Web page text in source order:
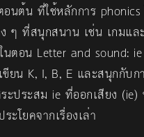
นต้น ที่ใช้หลักการ
ๆ ที่สนุกสนาน เช่น เกมแ
ตอน Letter and sound:
ยน K, I, B, E และสนุกกับก
ะประสม ie ที่ออกเสียง
ะโยคจากเรื่องเล่า